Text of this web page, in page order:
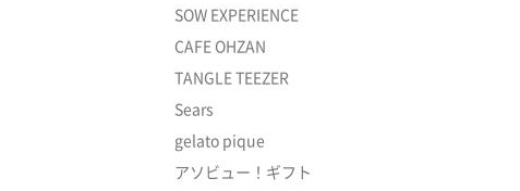
SOW EXPERIENCE
CAFE OHZAN
TANGLE TEEZER
Sears
gelato pique
アソビュー！ギフト